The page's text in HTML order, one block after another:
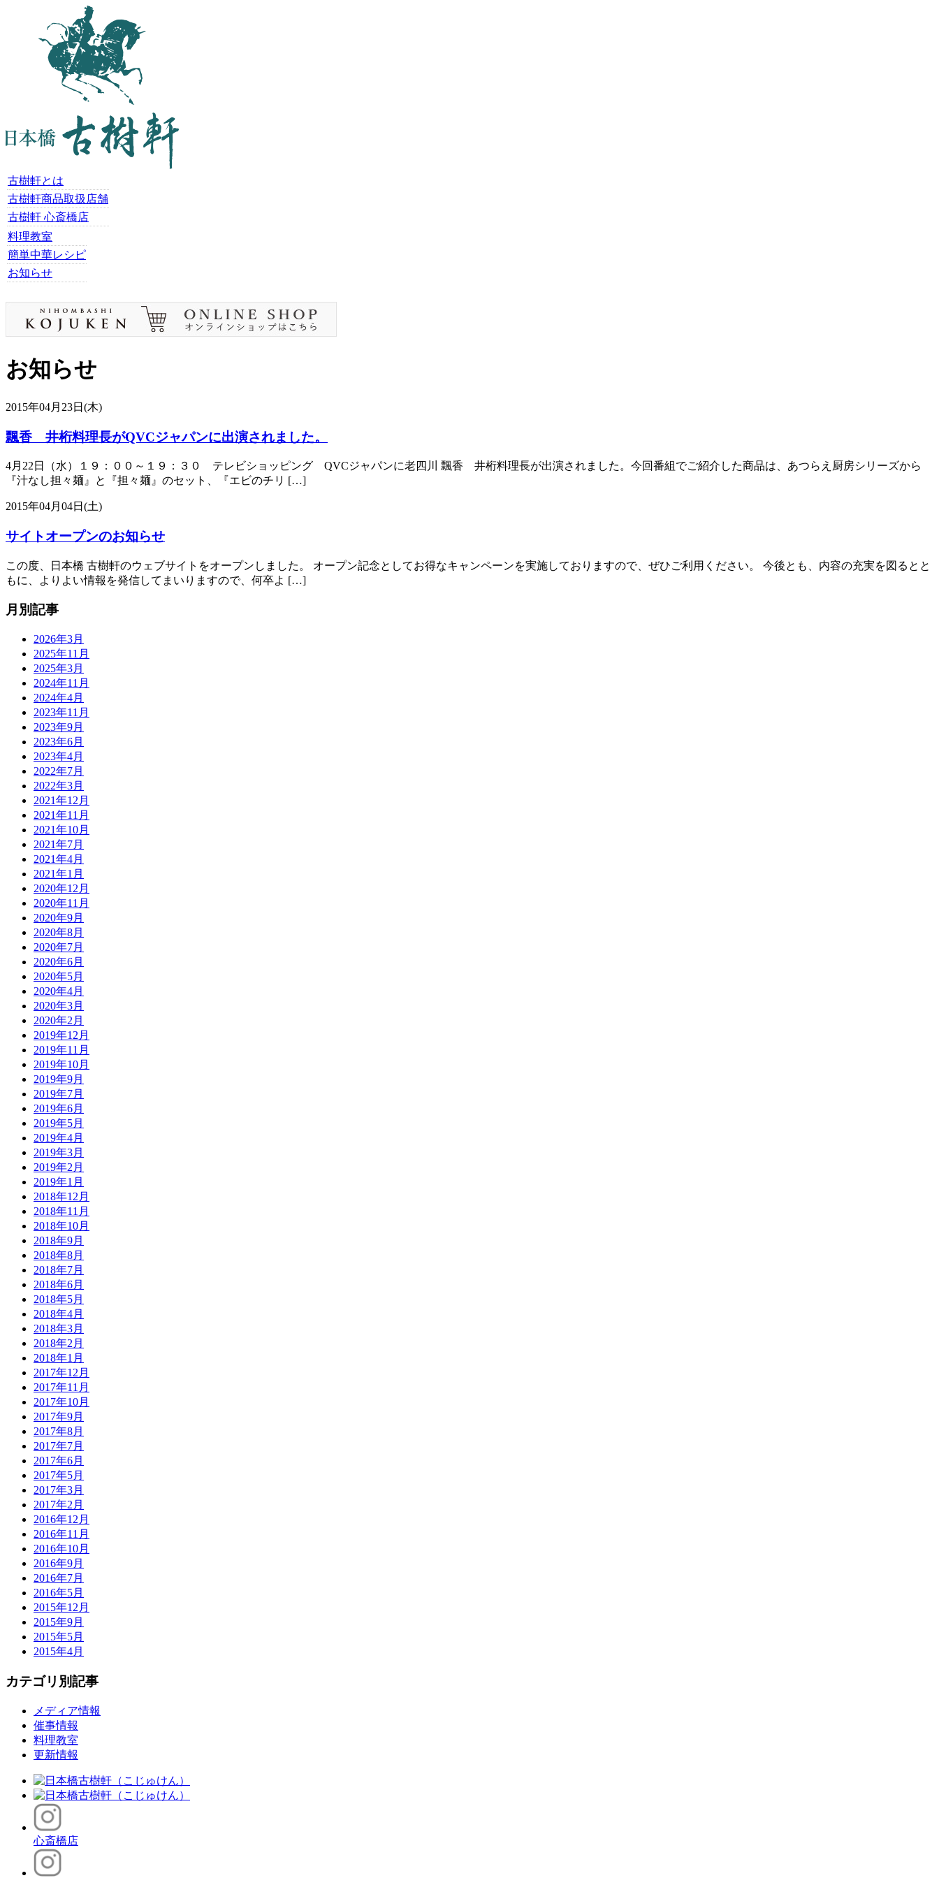
古樹軒とは
古樹軒商品取扱店舗
古樹軒 心斎橋店
料理教室
簡単中華レシピ
お知らせ
お知らせ
2015年04月23日(木)
飄香 井桁料理長がQVCジャパンに出演されました。
4月22日（水）１９：００～１９：３０ テレビショッピング QVCジャパンに老四川 飄香 井桁料理長が出演されました。今回番組でご紹介した商品は、あつらえ厨房シリーズから
『汁なし担々麺』と『担々麺』のセット、『エビのチリ […]
2015年04月04日(土)
サイトオープンのお知らせ
この度、日本橋 古樹軒のウェブサイトをオープンしました。 オープン記念としてお得なキャンペーンを実施しておりますので、ぜひご利用ください。 今後とも、内容の充実を図るとと
もに、よりよい情報を発信してまいりますので、何卒よ […]
月別記事
2026年3月
2025年11月
2025年3月
2024年11月
2024年4月
2023年11月
2023年9月
2023年6月
2023年4月
2022年7月
2022年3月
2021年12月
2021年11月
2021年10月
2021年7月
2021年4月
2021年1月
2020年12月
2020年11月
2020年9月
2020年8月
2020年7月
2020年6月
2020年5月
2020年4月
2020年3月
2020年2月
2019年12月
2019年11月
2019年10月
2019年9月
2019年7月
2019年6月
2019年5月
2019年4月
2019年3月
2019年2月
2019年1月
2018年12月
2018年11月
2018年10月
2018年9月
2018年8月
2018年7月
2018年6月
2018年5月
2018年4月
2018年3月
2018年2月
2018年1月
2017年12月
2017年11月
2017年10月
2017年9月
2017年8月
2017年7月
2017年6月
2017年5月
2017年3月
2017年2月
2016年12月
2016年11月
2016年10月
2016年9月
2016年7月
2016年5月
2015年12月
2015年9月
2015年5月
2015年4月
カテゴリ別記事
メディア情報
催事情報
料理教室
更新情報
心斎橋店